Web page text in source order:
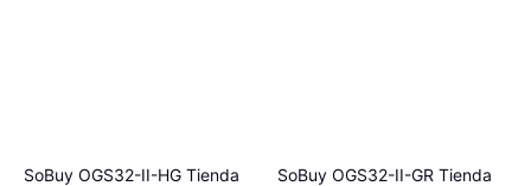
SoBuy OGS32-II-HG Tienda
SoBuy OGS32-II-GR Tienda